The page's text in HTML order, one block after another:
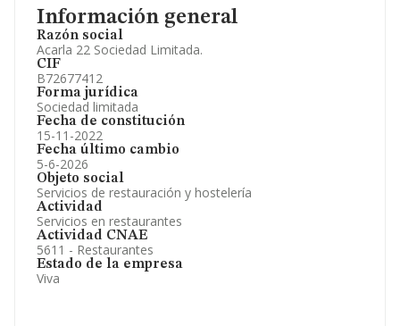
Información general
Razón social
Acarla 22 Sociedad Limitada.
CIF
B72677412
Forma jurídica
Sociedad limitada
Fecha de constitución
15-11-2022
Fecha último cambio
5-6-2026
Objeto social
Servicios de restauración y hostelería
Actividad
Servicios en restaurantes
Actividad CNAE
5611 - Restaurantes
Estado de la empresa
Viva
Información oficial y registral complementaria.